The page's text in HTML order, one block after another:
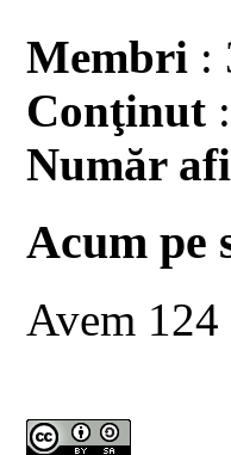
Membri :
Conţinut
Număr
Acum pe
Avem